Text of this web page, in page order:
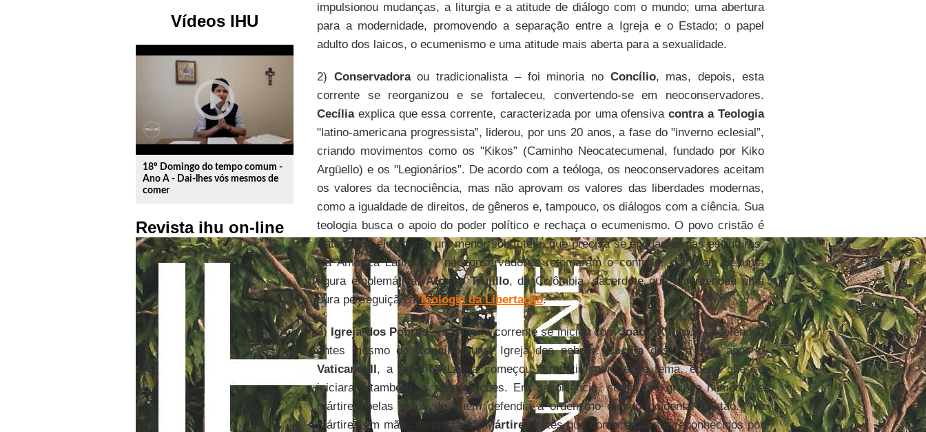
Vídeos IHU
play_circle_outline
18º Domingo do tempo comum -
Ano A - Dai-lhes vós mesmos de
comer
Revista ihu on-line
impulsionou mudanças, a liturgia e a atitude de diálogo com o mundo; uma abertura
para a modernidade, promovendo a separação entre a Igreja e o Estado; o papel
adulto dos laicos, o ecumenismo e uma atitude mais aberta para a sexualidade.
2) Conservadoraou tradicionalista – foi minoria no Concílio, mas, depois, esta
corrente se reorganizou e se fortaleceu, convertendo-se em neoconservadores.
Cecíliaexplica que essa corrente, caracterizada por uma ofensivacontra a Teologia
"latino-americana progressista”, liderou, por uns 20 anos, a fase do "inverno eclesial”,
criando movimentos como os "Kikos” (Caminho Neocatecumenal, fundado por Kiko
Argüello) e os "Legionários”. De acordo com a teóloga, os neoconservadores aceitam
os valores da tecnociência, mas não aprovam os valores das liberdades modernas,
como a igualdade de direitos, de gêneros e, tampouco, os diálogos com a ciência. Sua
teologia busca o apoio do poder político e rechaça o ecumenismo. O povo cristão é
tratado por eles como um menor sob tutela, que precisa se enquadrar nas estruturas.
Na América Latina, os neoconservadores retomaram o controle, por meio de uma
figura emblemática,Afonso Trujillo, da Colômbia, sacerdote que empreendeu uma
dura perseguição àTeologia da Libertação.
3) Igreja dos Pobres– a terceira corrente se iniciou comJoão XXIII, que já defendia,
antes mesmo do Concílio, uma Igreja dos pobres.Cecíliadestaca que, após o
Vaticano II, a América Latina começou a refletir sobre esse tema, época que se
iniciaram também as perseguições. Em decorrência, surgiu um grande número de
mártires pelas mãos de quem defendia a ordem no mundo ocidental cristão. "Há
mártires em mãos de cristãos”.Mártiresestes que começam a ser reconhecidos por